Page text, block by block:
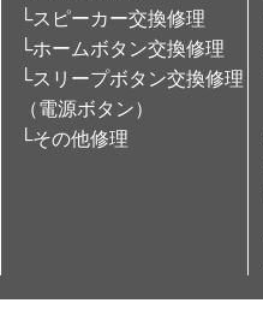
└スピーカー交換修理
└ホームボタン交換修理
└スリープボタン交換修理
（電源ボタン）
└その他修理